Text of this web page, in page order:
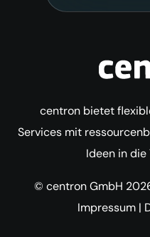
centron bietet
Services mit
Ideen in die
© centron GmbH
Impressum |